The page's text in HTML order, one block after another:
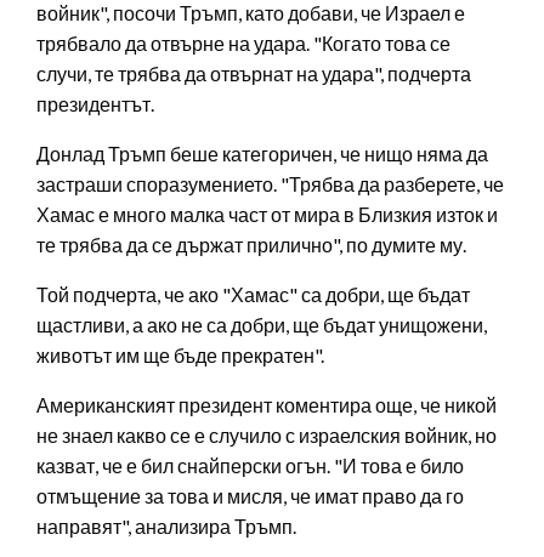
войник", посочи Тръмп, като добави, че Израел е
трябвало да отвърне на удара. "Когато това се
случи, те трябва да отвърнат на удара", подчерта
президентът.
Донлад Тръмп беше категоричен, че нищо няма да
застраши споразумението. "Трябва да разберете, че
Хамас е много малка част от мира в Близкия изток и
те трябва да се държат прилично", по думите му.
Той подчерта, че ако "Хамас" са добри, ще бъдат
щастливи, а ако не са добри, ще бъдат унищожени,
животът им ще бъде прекратен".
Американският президент коментира още, че никой
не знаел какво се е случило с израелския войник, но
казват, че е бил снайперски огън. "И това е било
отмъщение за това и мисля, че имат право да го
направят", анализира Тръмп.